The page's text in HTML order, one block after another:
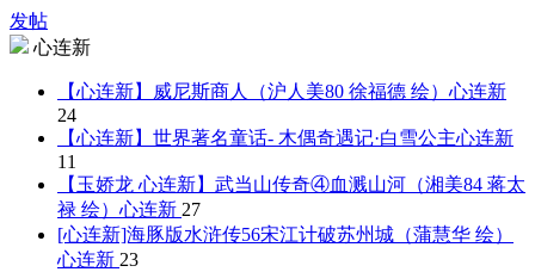
发帖
心连新
【心连新】威尼斯商人（沪人美80 徐福德 绘） 心连新
24
【心连新】世界著名童话- 木偶奇遇记·白雪公主心连新
11
【玉娇龙 心连新】武当山传奇④血溅山河（湘美84 蒋太
禄 绘） 心连新 27
[心连新]海豚版水浒传56宋江计破苏州城（蒲慧华 绘）
心连新 23